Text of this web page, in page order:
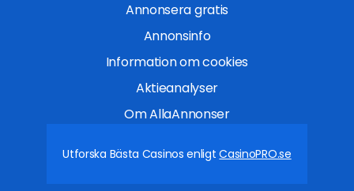
Annonsera gratis
Annonsinfo
Information om cookies
Aktieanalyser
Om AllaAnnonser
Utforska Bästa Casinos enligtCasinoPRO.se